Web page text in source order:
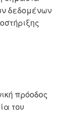
δεδομένων
πρόοδος
του